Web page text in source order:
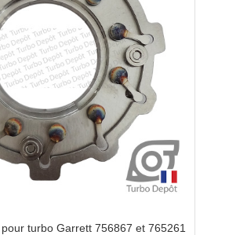
turbo Garrett 756867 et 765261